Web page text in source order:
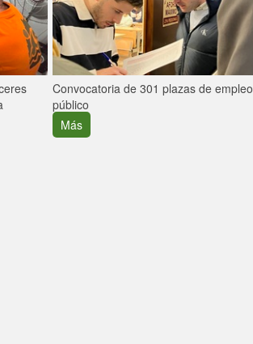
Convocatoria de 301 plazas de empleo
público
Más